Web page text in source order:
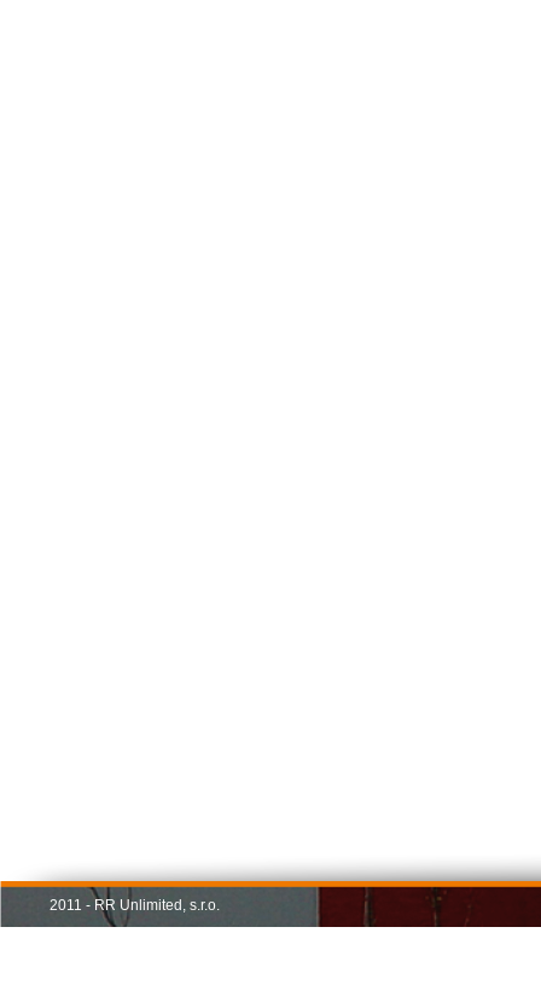
2011 - RR Unlimited, s.r.o.